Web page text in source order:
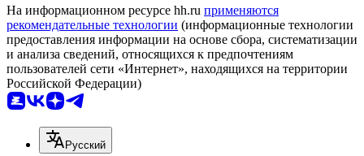
На информационном ресурсе hh.ru применяются
рекомендательные технологии (информационные технологии
предоставления информации на основе сбора, систематизации
и анализа сведений, относящихся к предпочтениям
пользователей сети «Интернет», находящихся на территории
Российской Федерации)
Русский